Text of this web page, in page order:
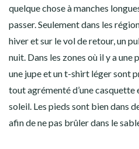
quelque chose à manches
passer. Seulement dans les
hiver et sur le vol de retour, un
nuit. Dans les zones où il y a
une jupe et un t-shirt léger sont
tout agrémenté d’une
soleil. Les pieds sont bien dans
afin de ne pas brûler dans le